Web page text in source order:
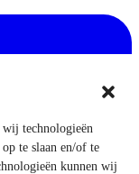
wij technologieën
te slaan en/of te
kunnen wij